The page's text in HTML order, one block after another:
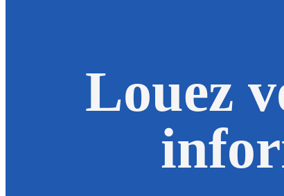
Louez